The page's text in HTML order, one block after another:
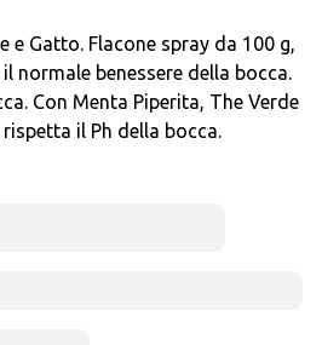
e Gatto. Flacone spray da 100 g,
normale benessere della bocca.
Con Menta Piperita, The Verde
il Ph della bocca.